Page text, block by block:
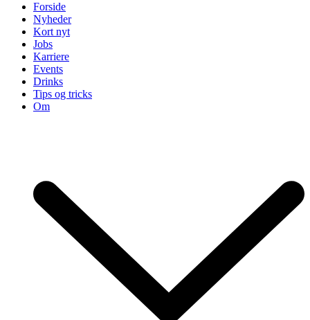
Forside
Nyheder
Kort nyt
Jobs
Karriere
Events
Drinks
Tips og tricks
Om